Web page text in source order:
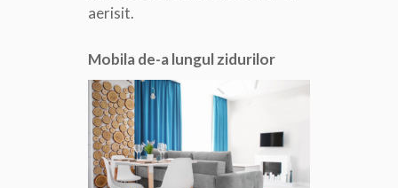
aerisit.
Mobila de-a lungul zidurilor